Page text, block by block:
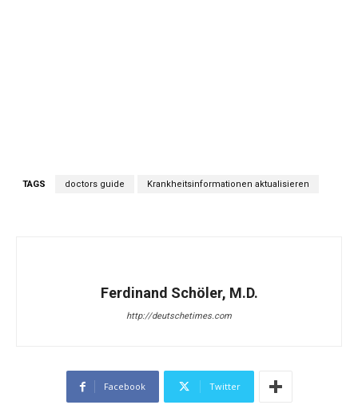
TAGS doctors guide Krankheitsinformationen aktualisieren
Ferdinand Schöler, M.D.
http://deutschetimes.com
Facebook Twitter